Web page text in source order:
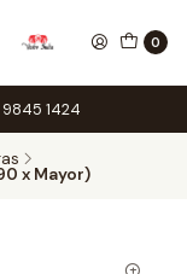
0
1424
x Mayor)